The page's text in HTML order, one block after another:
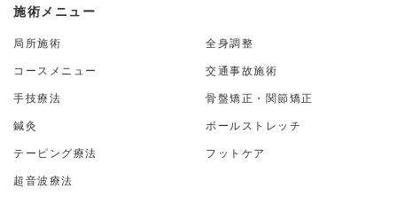
施術メニュー
局所施術 全身調整
コースメニュー 交通事故施術
手技療法 骨盤矯正・関節矯正
鍼灸 ポールストレッチ
テーピング療法 フットケア
超音波療法